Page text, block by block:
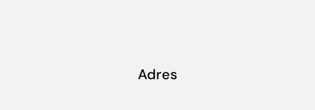
Adres